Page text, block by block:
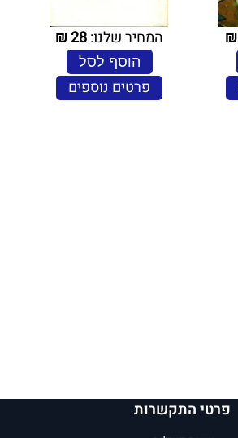
₪ המחיר שלנו:28
₪
הוסף לסל
פרטים נוספים
פרטי התקשרות